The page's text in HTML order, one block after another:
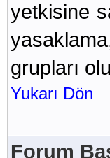
yetkisine
grupları
Yukarı Dön
Forum